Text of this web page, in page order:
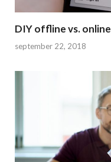
DIY offline vs. online
september 22, 2018